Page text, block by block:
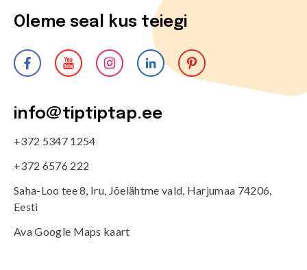
Oleme seal kus teiegi
info@tiptiptap.ee
+372 5347 1254
+372 6576 222
Saha-Loo tee 8, Iru, Jõelähtme vald, Harjumaa 74206,
Eesti
Ava Google Maps kaart